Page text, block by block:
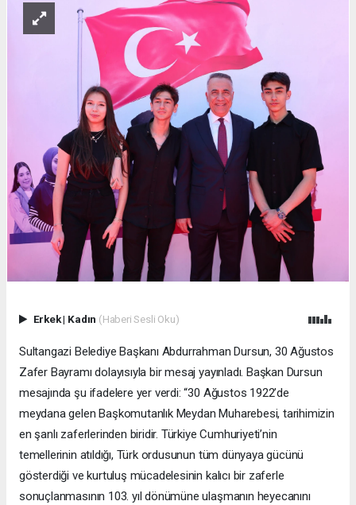
Erkek| Kadın (Haberi Sesli Oku)
Sultangazi Belediye Başkanı Abdurrahman Dursun, 30 Ağustos
Zafer Bayramı dolayısıyla bir mesaj yayınladı. Başkan Dursun
mesajında şu ifadelere yer verdi: “30 Ağustos 1922’de
meydana gelen Başkomutanlık Meydan Muharebesi, tarihimizin
en şanlı zaferlerinden biridir. Türkiye Cumhuriyeti’nin
temellerinin atıldığı, Türk ordusunun tüm dünyaya gücünü
gösterdiği ve kurtuluş mücadelesinin kalıcı bir zaferle
sonuçlanmasının 103. yıl dönümüne ulaşmanın heyecanını